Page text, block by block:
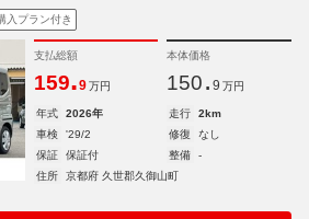
入プラン付き
支払総額
159.9 万円
本体価格
150. 9 万円
年式 2026年 走行
2km
車検
'29/2 修復
なし
保証
保証付 整備
-
住所
京都府 久世郡久御山町